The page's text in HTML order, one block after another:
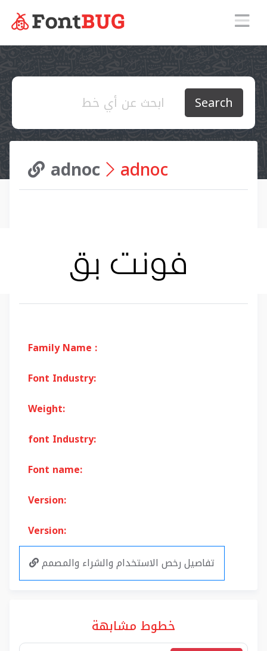
Search
adnoc adnoc
Family Name :
Font Industry:
Weight:
font Industry:
Font name:
Version:
Version:
تفاصيل رخص الاستخدام والشراء والمصمم
خطوط مشابهة